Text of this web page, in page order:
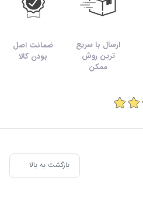
ارسال با سریع
ترین روش
ممکن
ضمانت اصل
بودن کالا
بازگشت به بالا